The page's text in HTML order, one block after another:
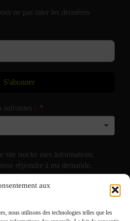
aux
nous utilisons des technologies telles que les
ne pas rater les dernières
S'abonner
suivantes :
site stocke mes informations
répondre à ma demande.
e-mails et confirme avoir pris